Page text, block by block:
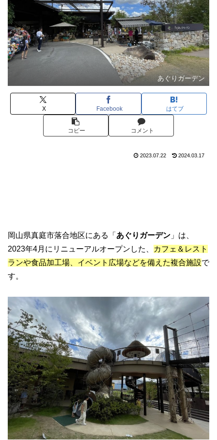
あぐりガーデン
X Facebook はてブ
コピー コメント
2023.07.22 2024.03.17
岡山県真庭市落合地区にある「 あぐりガーデン 」は、
2023年4月にリニューアルオープンした、
カフェ＆レスト
ランや食品加工場、イベント広場などを備えた複合施設で
す。